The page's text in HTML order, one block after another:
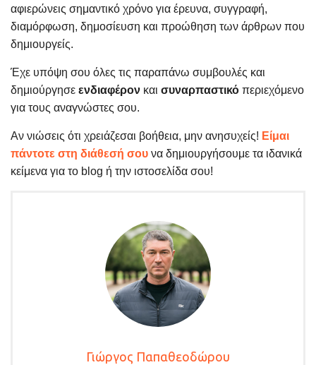
αφιερώνεις σημαντικό χρόνο για έρευνα, συγγραφή,
διαμόρφωση, δημοσίευση και προώθηση των άρθρων που
δημιουργείς.
Έχε υπόψη σου όλες τις παραπάνω συμβουλές και
δημιούργησε ενδιαφέρον και συναρπαστικό περιεχόμενο
για τους αναγνώστες σου.
Αν νιώσεις ότι χρειάζεσαι βοήθεια, μην ανησυχείς! Είμαι
πάντοτε στη διάθεσή σου να δημιουργήσουμε τα ιδανικά
κείμενα για το blog ή την ιστοσελίδα σου!
Γιώργος Παπαθεοδώρου